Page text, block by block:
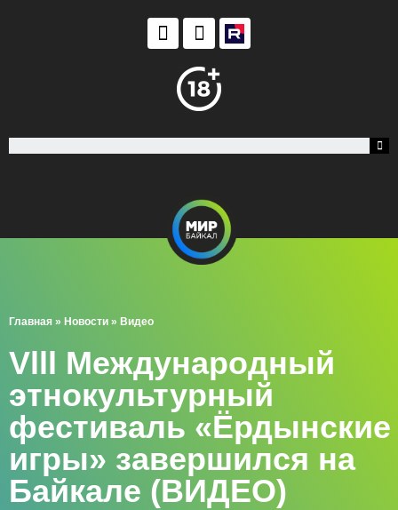
Главная » Новости » Видео
Vlll Международный
этнокультурный
фестиваль «Ёрдынские
игры» завершился на
Байкале (ВИДЕО)